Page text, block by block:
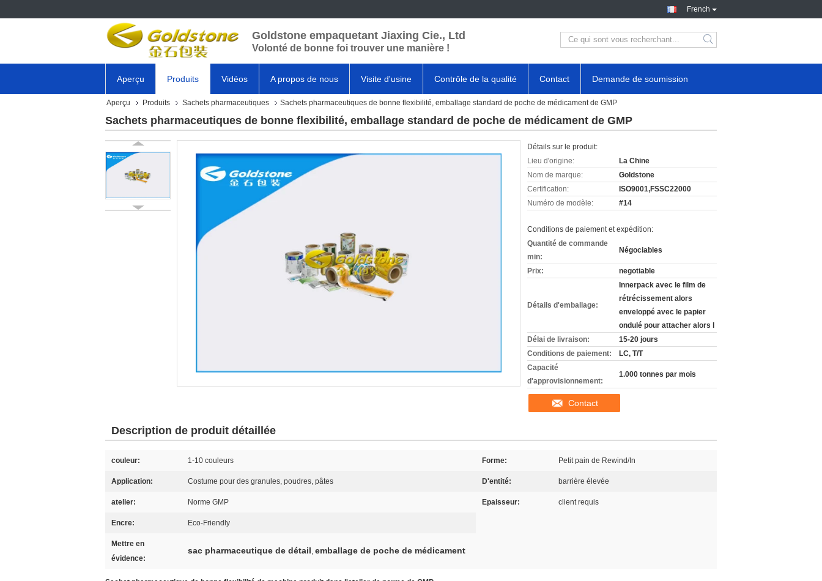
French
Goldstone empaquetant Jiaxing Cie., Ltd
Volonté de bonne foi trouver une manière !
Aperçu Produits Vidéos A propos de nous Visite d'usine Contrôle de la qualité Contact Demande de soumission
Aperçu Produits Sachets pharmaceutiques Sachets pharmaceutiques de bonne flexibilité, emballage standard de poche de médicament de GMP
Sachets pharmaceutiques de bonne flexibilité, emballage standard de poche de médicament de GMP
Détails sur le produit:
Lieu d'origine:
La Chine
Nom de marque:
Goldstone
Certification:
ISO9001,FSSC22000
Numéro de modèle:
#14
Conditions de paiement et expédition:
Quantité de commande
min:
Négociables
Prix: negotiable
Détails d'emballage:
Innerpack avec le film de
rétrécissement alors
enveloppé avec le papier
ondulé pour attacher alors l
Délai de livraison:
15-20 jours
Conditions de paiement:
LC, T/T
Capacité
d'approvisionnement:
1.000 tonnes par mois
Contact
Description de produit détaillée
couleur: 1-10 couleurs Forme: Petit pain de Rewind/In
Application: Costume pour des granules, poudres, pâtes D'entité: barrière élevée
atelier: Norme GMP Epaisseur: client requis
Encre: Eco-Friendly
Mettre en
évidence:
sac pharmaceutique de détail, emballage de poche de médicament